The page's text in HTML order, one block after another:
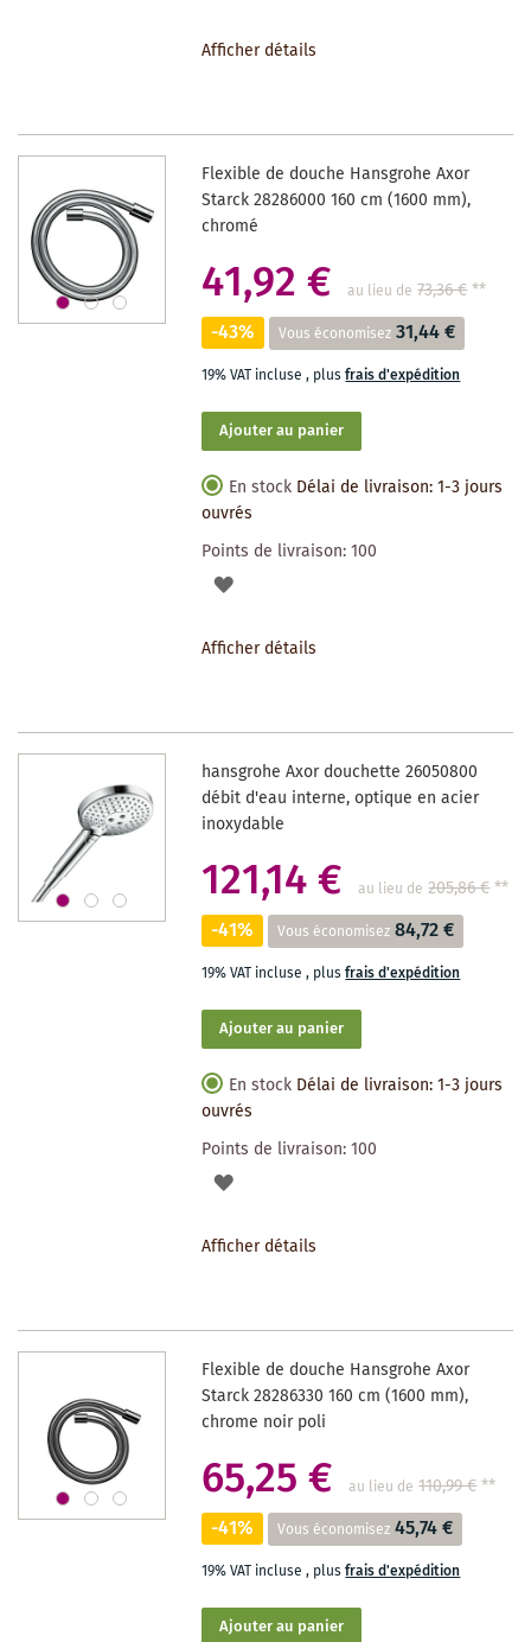
SOUHAITS
Afficher détails
Flexible de douche Hansgrohe Axor
Starck 28286000 160 cm (1600 mm),
chromé
41,92 € au lieu de 73,36 €**
-43% Vous économisez 31,44 €
19% VAT incluse, plusfrais d'expédition
Ajouter au panier
En stock Délai de livraison: 1-3 jours
ouvrés
Points de livraison:100
AJOUTER
SOUHAITS
Afficher détails
hansgrohe Axor douchette 26050800
débit d'eau interne, optique en acier
inoxydable
121,14 € au lieu de 205,86 €**
-41% Vous économisez 84,72 €
19% VAT incluse, plusfrais d'expédition
Ajouter au panier
En stock Délai de livraison: 1-3 jours
ouvrés
Points de livraison:100
AJOUTER
SOUHAITS
Afficher détails
Flexible de douche Hansgrohe Axor
Starck 28286330 160 cm (1600 mm),
chrome noir poli
65,25 € au lieu de 110,99 €**
-41% Vous économisez 45,74 €
19% VAT incluse, plusfrais d'expédition
Ajouter au panier